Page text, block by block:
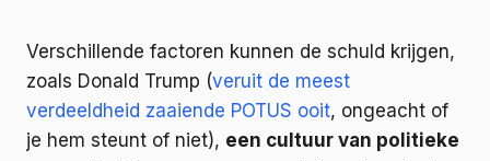
Verschillende factoren kunnen de schuld krijgen,
zoals Donald Trump (veruit de meest
verdeeldheid zaaiende POTUS ooit, ongeacht of
je hem steunt of niet), een cultuur van politieke